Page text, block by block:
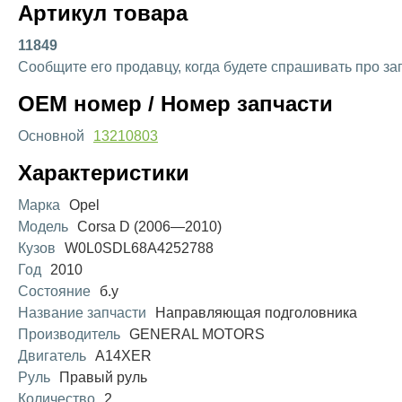
Артикул товара
11849
Сообщите его продавцу, когда будете спрашивать про
OEM номер / Номер запчасти
Основной 13210803
Характеристики
Марка
Opel
Модель Corsa D (2006—2010)
Кузов
W0L0SDL68A4252788
Год
2010
Состояние
б.у
Название запчасти
Направляющая подголовника
Производитель GENERAL MOTORS
Двигатель A14XER
Руль
Правый руль
Количество
2